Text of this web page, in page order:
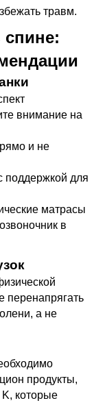
травм.
внимание на
и не
поддержкой для
матрасы
в
перенапрягать
а не
продукты,
которые